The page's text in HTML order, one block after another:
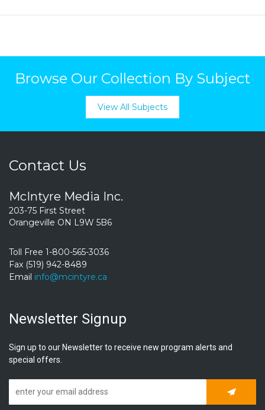
Browse Our Collection By Subject
View All Subjects
Contact Us
McIntyre Media Inc.
203-75 First Street
Orangeville ON L9W 5B6
Toll Free 1-800-565-3036
Fax (519) 942-8489
Email info@mcintyre.ca
Newsletter Signup
Sign up to our Newsletter to receive new program alerts and
special offers.